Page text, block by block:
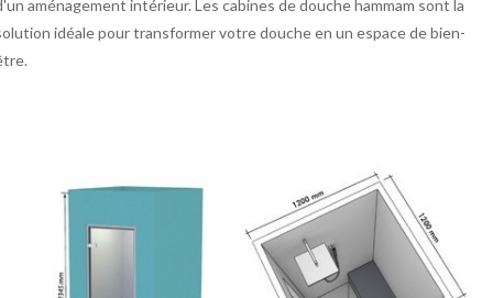
aménagement intérieur. Les cabines de douche hammam sont la
idéale pour transformer votre douche en un espace de bien-